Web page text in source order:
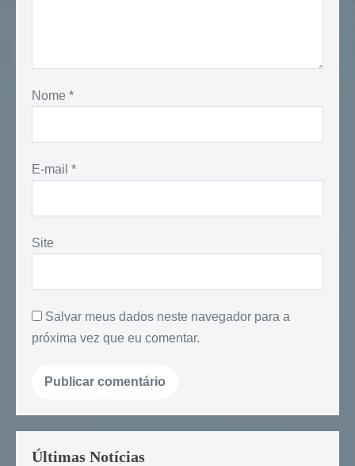
Nome *
E-mail *
Site
Salvar meus dados neste navegador para a
próxima vez que eu comentar.
Últimas Notícias